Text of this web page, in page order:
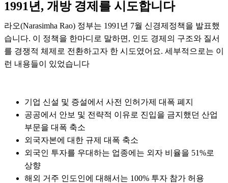
1991년, 개방 경제를 시도합니다
라오(Narasimha Rao) 정부는 1991년 7월 신경제정책을 발표했
습니다. 이 정책을 한마디로 말하면, 인도 경제의 구조와 질서
를 경쟁적 체제로 전환하고자 한 시도였어요. 세부적으로는 이
런 내용들이 있었습니다
기업 신설 및 증설에서 사전 인허가제 대폭 폐지
공공에서 안보 및 전략적 이유로 진입을 금지했던 산업
부문을 대폭 축소
외국자본에 대한 규제 대폭 축소
외국인 투자를 우대하는 업종에는 외자 비율을 51%로
상향
해외 거주 인도인에 대해서는 100% 투자 참가 허용